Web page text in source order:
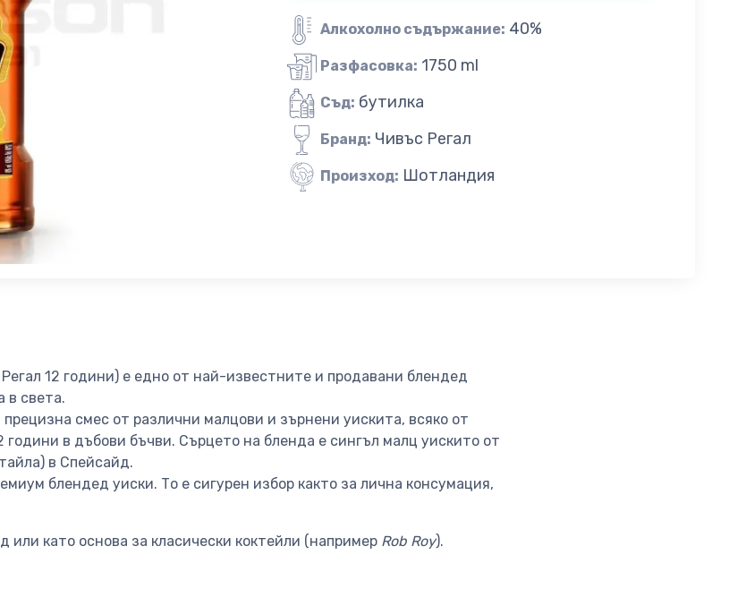
Алкохолно съдържание: 40%
Разфасовка: 1750 ml
Съд: бутилка
Бранд: Чивъс Регал
Произход: Шотландия
Регал 12 години) е едно от най-известните и продавани блендед
в света.
смес от различни малцови и зърнени уискита, всяко от
години в дъбови бъчви. Сърцето на бленда е сингъл малц уискито от
в Спейсайд.
блендед уиски. То е сигурен избор както за лична консумация,
или като основа за класически коктейли (например Rob Roy).